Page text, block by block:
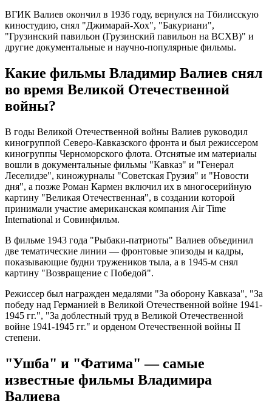
ВГИК Валиев окончил в 1936 году, вернулся на Тбилисскую
киностудию, снял "Джимарай-Хох", "Бакуриани",
"Грузинский павильон (Грузинский павильон на ВСХВ)" и
другие документальные и научно-популярные фильмы.
Какие фильмы Владимир Валиев снял
во время Великой Отечественной
войны?
В годы Великой Отечественной войны Валиев руководил
киногруппой Северо-Кавказского фронта и был режиссером
киногруппы Черноморского флота. Отснятые им материалы
вошли в документальные фильмы "Кавказ" и "Генерал
Леселидзе", киножурналы "Советская Грузия" и "Новости
дня", а позже Роман Кармен включил их в многосерийную
картину "Великая Отечественная", в создании которой
принимали участие американская компания Air Time
International и Совинфильм.
В фильме 1943 года "Рыбаки-патриоты" Валиев объединил
две тематические линии — фронтовые эпизоды и кадры,
показывающие будни тружеников тыла, а в 1945-м снял
картину "Возвращение с Победой".
Режиссер был награжден медалями "За оборону Кавказа", "За
победу над Германией в Великой Отечественной войне 1941-
1945 гг.", "За доблестный труд в Великой Отечественной
войне 1941-1945 гг." и орденом Отечественной войны II
степени.
"Ушба" и "Фатима" — самые
известные фильмы Владимира
Валиева